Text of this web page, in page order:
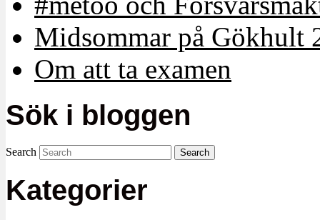
Midsommar på Gökhult
Om att ta examen
Sök i bloggen
Search
Kategorier